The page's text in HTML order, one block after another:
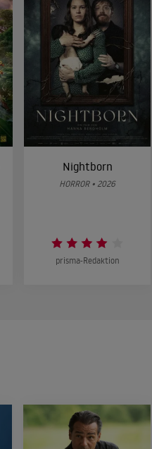
Nightborn
HORROR • 2026
prisma-Redaktion